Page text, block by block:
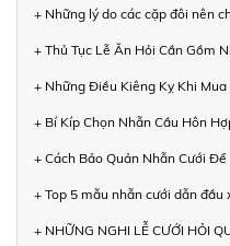
+ Những lý do các cặp đôi nên
+ Thủ Tục Lễ Ăn Hỏi Cần Gồm
+ Những Điều Kiêng Kỵ Khi
+ Bí Kíp Chọn Nhẫn Cầu Hôn
+ Cách Bảo Quản Nhẫn Cưới
+ Top 5 mẫu nhẫn cưới dẫn đầu
+ NHỮNG NGHI LỄ CƯỚI HỎI